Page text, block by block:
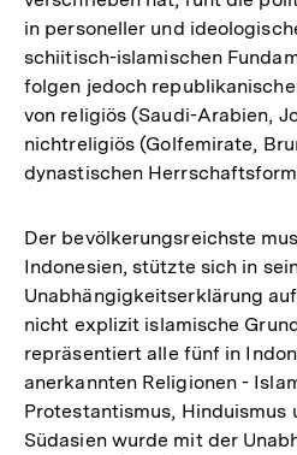
in personeller und
schiitisch-islamischen
folgen jedoch
von religiös (Saudi-Arabien,
nichtreligiös (Golfemirate,
dynastischen
Der bevölkerungsreichste
Indonesien, stützte sich in
Unabhängigkeitserklärung
nicht explizit islamische
repräsentiert alle fünf in
anerkannten Religionen -
Protestantismus, Hinduismus
Südasien wurde mit der